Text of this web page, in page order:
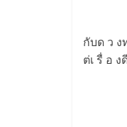
กับด ว
ต่เ รื่ อ